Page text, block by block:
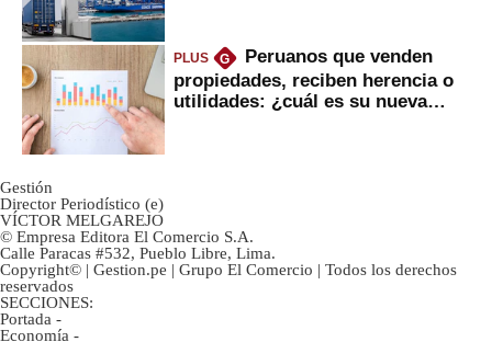
PLUS G
Peruanos que venden
propiedades, reciben herencia o
utilidades: ¿cuál es su nueva
Gestión
Director Periodístico (e)
VÍCTOR MELGAREJO
© Empresa Editora El Comercio S.A.
Calle Paracas #532, Pueblo Libre, Lima.
Copyright© | Gestion.pe | Grupo El Comercio | Todos los derechos
reservados
SECCIONES:
Portada -
Economía -